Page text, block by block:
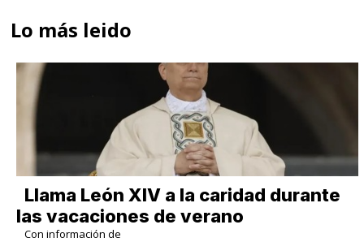
Lo más leido
Llama León XIV a la caridad durante
las vacaciones de verano
Con información de